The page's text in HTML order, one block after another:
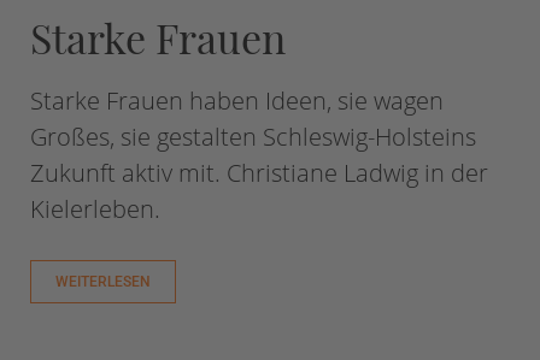
Starke Frauen
Starke Frauen haben Ideen, sie wagen
Großes, sie gestalten Schleswig-Holsteins
Zukunft aktiv mit. Christiane Ladwig in der
Kielerleben.
WEITERLESEN